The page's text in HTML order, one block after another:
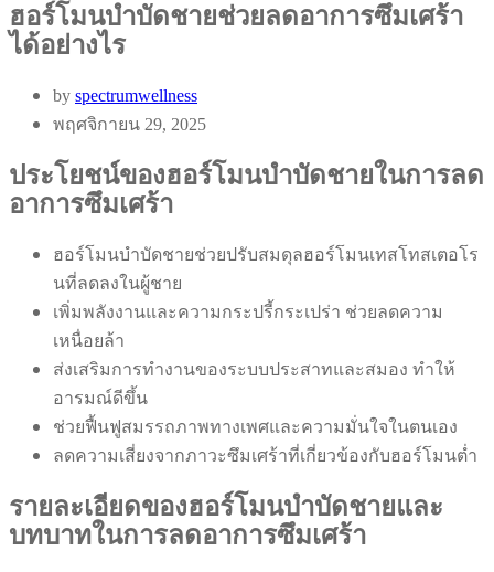
ฮอร์โมนบำบัดชายช่วยลดอาการซึมเศร้า
ได้อย่างไร
by spectrumwellness
พฤศจิกายน 29, 2025
ประโยชน์ของฮอร์โมนบำบัดชายในการลด
อาการซึมเศร้า
ฮอร์โมนบำบัดชายช่วยปรับสมดุลฮอร์โมนเทสโทสเตอโร
นที่ลดลงในผู้ชาย
เพิ่มพลังงานและความกระปรี้กระเปร่า ช่วยลดความ
เหนื่อยล้า
ส่งเสริมการทำงานของระบบประสาทและสมอง ทำให้
อารมณ์ดีขึ้น
ช่วยฟื้นฟูสมรรถภาพทางเพศและความมั่นใจในตนเอง
ลดความเสี่ยงจากภาวะซึมเศร้าที่เกี่ยวข้องกับฮอร์โมนต่ำ
รายละเอียดของฮอร์โมนบำบัดชายและ
บทบาทในการลดอาการซึมเศร้า